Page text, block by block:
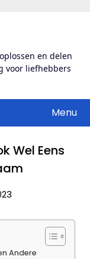
en delen
voor liefhebbers
Menu
Wel Eens
Andere